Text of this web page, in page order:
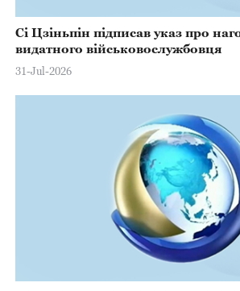
Сі Цзіньпін підписав указ про
видатного військовослужбовця
31-Jul-2026